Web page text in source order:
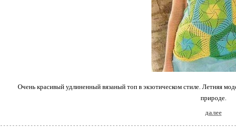
Очень красивый удлиненный вязаный топ в экзотическом стиле. Летняя
природе.
далее